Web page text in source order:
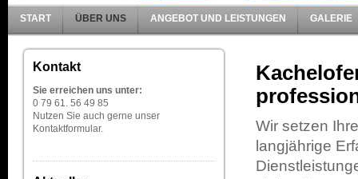
START ÜBER UNS ANGEBOT UND LEISTUNGEN GALERIE
Kontakt
Sie erreichen uns unter:
0 79 61. 56 49 85
Nutzen Sie auch gerne unser
Kontaktformular.
Wir setzen
langjährige